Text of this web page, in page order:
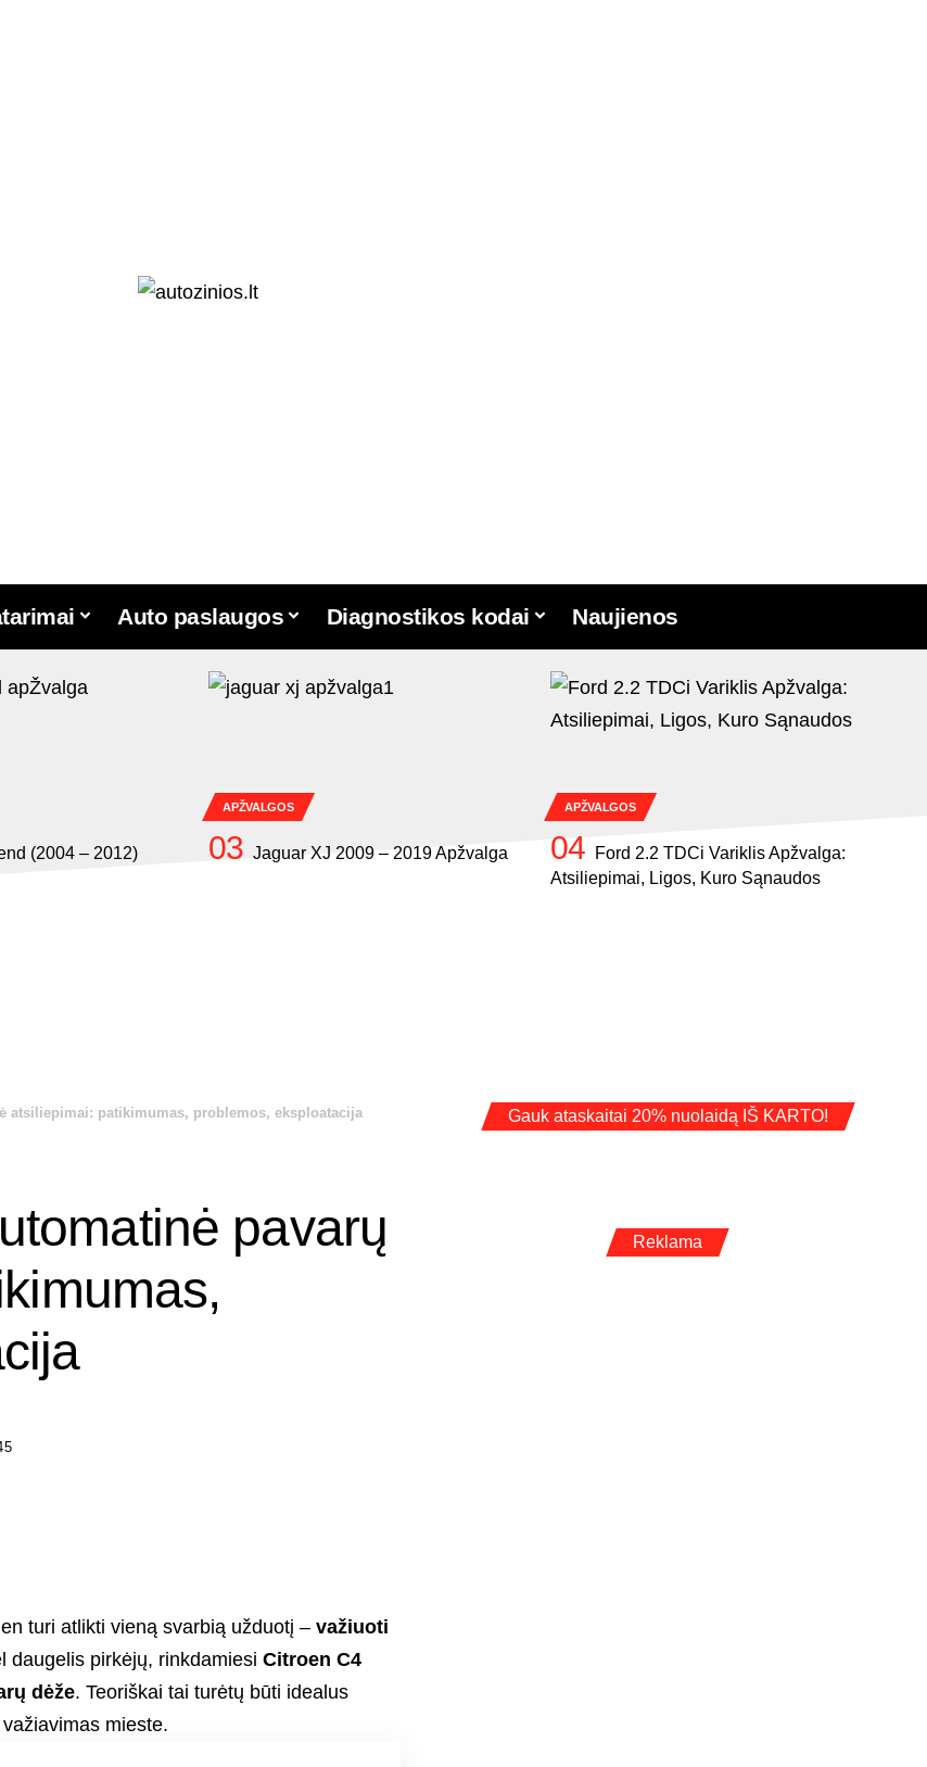
Auto paslaugos Diagnostikos kodai Naujienos
(2004 – 2012)
APŽVALGOS
Jaguar XJ 2009 – 2019 Apžvalga
APŽVALGOS
Ford 2.2 TDCi Variklis Apžvalga:
Atsiliepimai, Ligos, Kuro Sąnaudos
atsiliepimai: patikimumas, problemos, eksploatacija
pavarų
turi atlikti vieną svarbią užduotį –važiuoti
daugelis pirkėjų, rinkdamiesiCitroen C4
dėže. Teoriškai tai turėtų būti idealus
mieste.
Gauk ataskaitai 20% nuolaidą IŠ KARTO!
Reklama